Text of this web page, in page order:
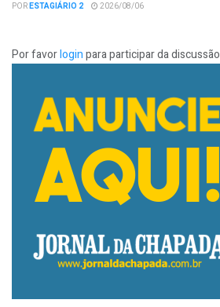
PORESTAGIÁRIO 2 2026/08/06
Por favorloginpara participar da discussão